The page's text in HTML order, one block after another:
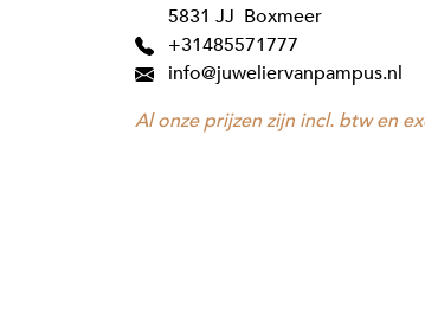
5831 JJ Boxmeer
+31485571777
info@juweliervanpampus.nl
Al onze prijzen zijn incl. btw en